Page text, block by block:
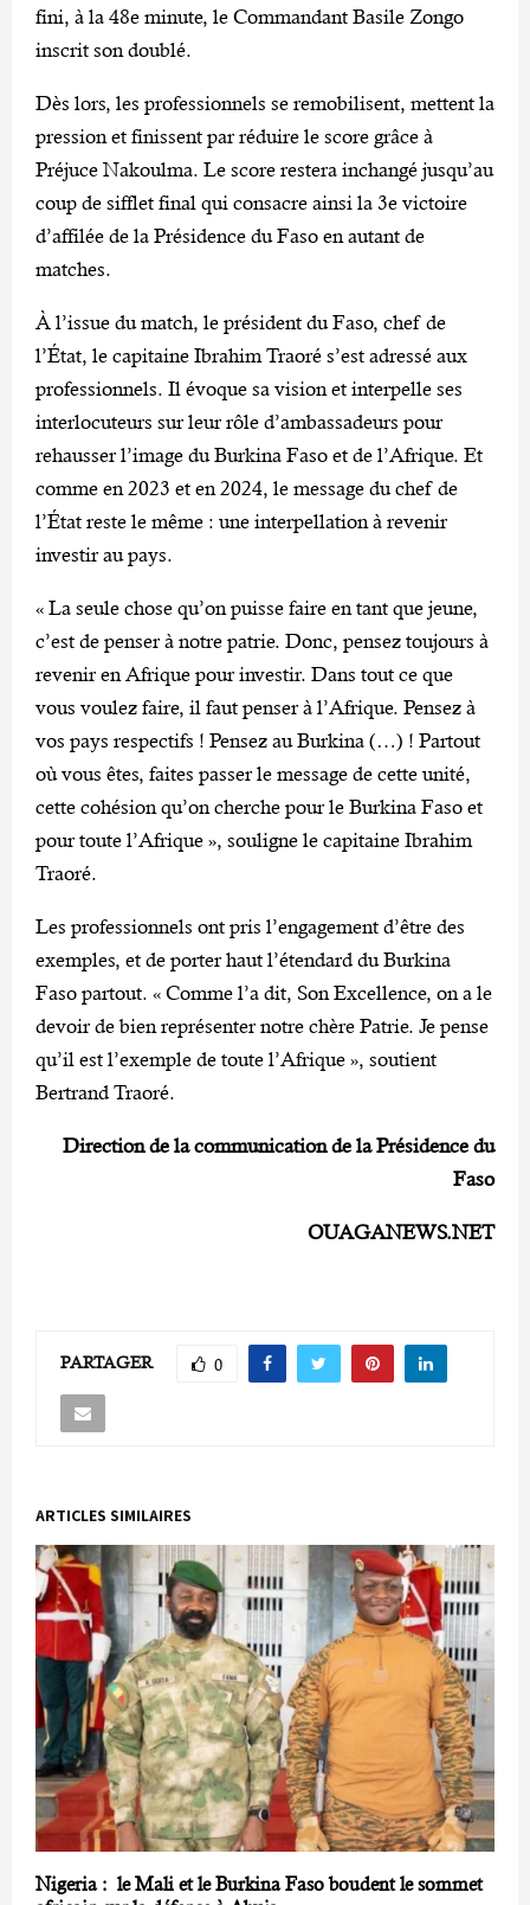
fini, à la 48e minute, le Commandant Basile Zongo
inscrit son doublé.
Dès lors, les professionnels se remobilisent, mettent la
pression et finissent par réduire le score grâce à
Préjuce Nakoulma. Le score restera inchangé jusqu’au
coup de sifflet final qui consacre ainsi la 3e victoire
d’affilée de la Présidence du Faso en autant de
matches.
À l’issue du match, le président du Faso, chef de
l’État, le capitaine Ibrahim Traoré s’est adressé aux
professionnels. Il évoque sa vision et interpelle ses
interlocuteurs sur leur rôle d’ambassadeurs pour
rehausser l’image du Burkina Faso et de l’Afrique. Et
comme en 2023 et en 2024, le message du chef de
l’État reste le même : une interpellation à revenir
investir au pays.
« La seule chose qu’on puisse faire en tant que jeune,
c’est de penser à notre patrie. Donc, pensez toujours à
revenir en Afrique pour investir. Dans tout ce que
vous voulez faire, il faut penser à l’Afrique. Pensez à
vos pays respectifs ! Pensez au Burkina (…) ! Partout
où vous êtes, faites passer le message de cette unité,
cette cohésion qu’on cherche pour le Burkina Faso et
pour toute l’Afrique », souligne le capitaine Ibrahim
Traoré.
Les professionnels ont pris l’engagement d’être des
exemples, et de porter haut l’étendard du Burkina
Faso partout. « Comme l’a dit, Son Excellence, on a le
devoir de bien représenter notre chère Patrie. Je pense
qu’il est l’exemple de toute l’Afrique », soutient
Bertrand Traoré.
Direction de la communication de la Présidence du
Faso
OUAGANEWS.NET
PARTAGER 0
ARTICLES SIMILAIRES
Nigeria : le Mali et le Burkina Faso boudent le sommet